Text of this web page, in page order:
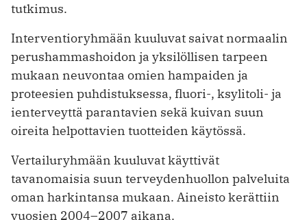
tutkimus.
Interventioryhmään kuuluvat saivat normaalin
perushammashoidon ja yksilöllisen tarpeen
mukaan neuvontaa omien hampaiden ja
proteesien puhdistuksessa, fluori-, ksylitoli- ja
ienterveyttä parantavien sekä kuivan suun
oireita helpottavien tuotteiden käytössä.
Vertailuryhmään kuuluvat käyttivät
tavanomaisia suun terveydenhuollon palveluita
oman harkintansa mukaan. Aineisto kerättiin
vuosien 2004–2007 aikana.